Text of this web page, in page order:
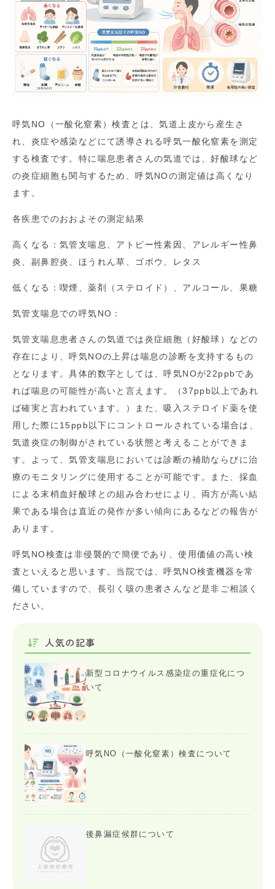
呼気NO（一酸化窒素）検査とは、気道上皮から産生さ
れ、炎症や感染などにて誘導される呼気一酸化窒素を測定
する検査です。特に喘息患者さんの気道では、好酸球など
の炎症細胞も関与するため、呼気NOの測定値は高くなり
ます。
各疾患でのおおよその測定結果
高くなる：気管支喘息、アトピー性素因、アレルギー性鼻
炎、副鼻腔炎、ほうれん草、ゴボウ、レタス
低くなる：喫煙、薬剤（ステロイド）、アルコール、果糖
気管支喘息での呼気NO：
気管支喘息患者さんの気道では炎症細胞（好酸球）などの
存在により、呼気NOの上昇は喘息の診断を支持するもの
となります。具体的数字としては、呼気NOが22ppbであ
れば喘息の可能性が高いと言えます。（37ppb以上であれ
ば確実と言われています。）また、吸入ステロイド薬を使
用した際に15ppb以下にコントロールされている場合は、
気道炎症の制御がされている状態と考えることができま
す。よって、気管支喘息においては診断の補助ならびに治
療のモニタリングに使用することが可能です。また、採血
による末梢血好酸球との組み合わせにより、両方が高い結
果である場合は直近の発作が多い傾向にあるなどの報告が
あります。
呼気NO検査は非侵襲的で簡便であり、使用価値の高い検
査といえると思います。当院では、呼気NO検査機器を常
備していますので、長引く咳の患者さんなど是非ご相談く
ださい。
人気の記事
新型コロナウイルス感染症の重症化につ
いて
呼気NO（一酸化窒素）検査について
後鼻漏症候群について